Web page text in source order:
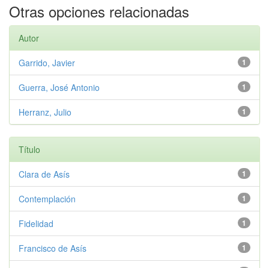
Otras opciones relacionadas
Autor
1
Garrido, Javier
1
Guerra, José Antonio
1
Herranz, Julio
Título
1
Clara de Asís
1
Contemplación
1
Fidelidad
1
Francisco de Asís